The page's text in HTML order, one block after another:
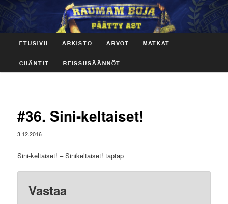
Raumam Boja
PÄÄVALIKKO
SIIRRY SISÄLTÖÖN
SIIRRY TOISSIJAISEEN SISÄLTÖÖN
ETUSIVU ARKISTO ARVOT MATKAT
CHÄNTIT REISSUSÄÄNNÖT
#36. Sini-keltaiset!
3.12.2016
Sini-keltaiset! – Sinikeltaiset! taptap
Vastaa